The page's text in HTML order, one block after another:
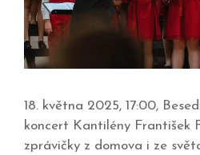
18. května 2025, 17:00,
koncert Kantilény František
zprávičky z domova i ze